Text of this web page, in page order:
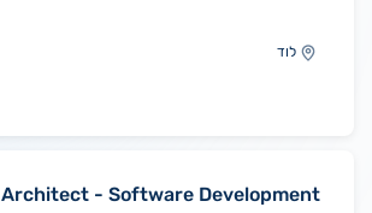
לוד
Architect - Software Development